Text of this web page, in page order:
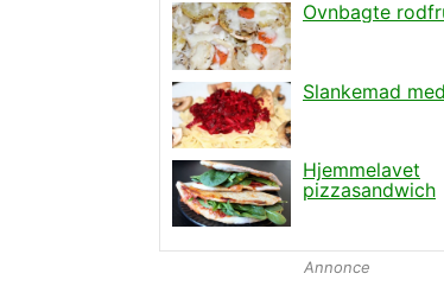
Annonce